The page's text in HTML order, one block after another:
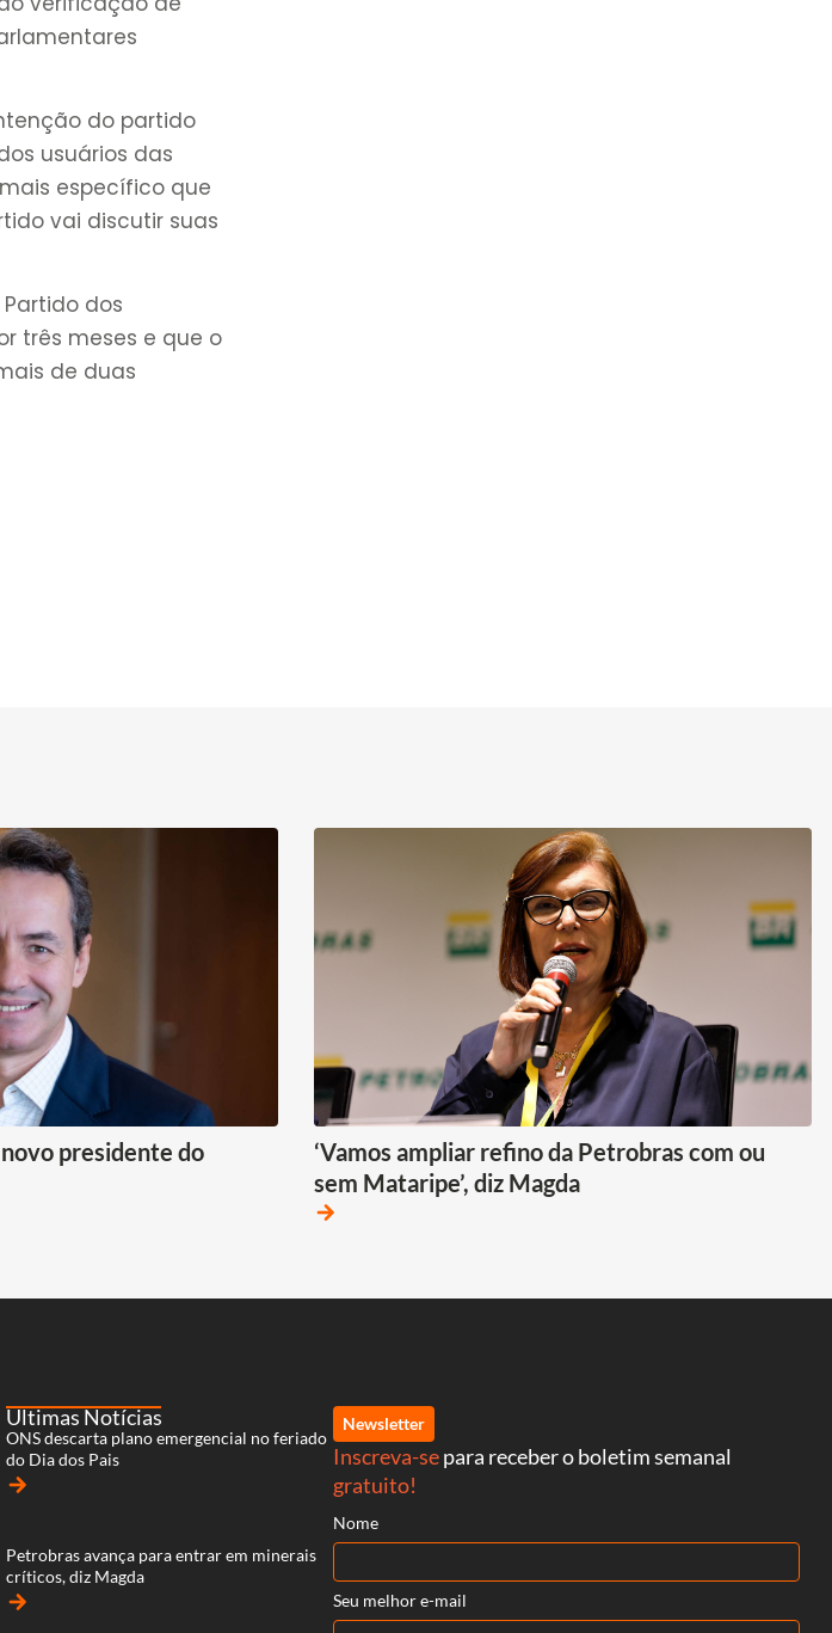
do partido
usuários das
específico que
vai discutir suas
dos
três meses e que o
de duas
presidente do
‘Vamos ampliar refino da Petrobras com ou
sem Mataripe’, diz Magda
arrow_forward
Últimas Notícias
ONS descarta plano emergencial no feriado
do Dia dos Pais
arrow_forward
Petrobras avança para entrar em minerais
críticos, diz Magda
arrow_forward
Newsletter
Inscreva-separa receber o boletim semanal
gratuito!
Nome
Seu melhor e-mail